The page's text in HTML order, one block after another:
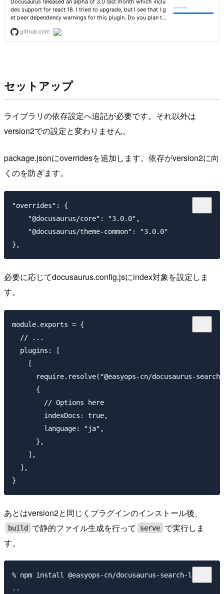
セットアップ
ライブラリの依存設定へ追記が必要です。それ以外は
version2での設定と変わりません。
package.jsonにoverridesを追加します。依存がversion2に向
くのを防ぎます。
"overrides": {
    "@docusaurus/core": "3.0.0",
    "@docusaurus/theme-common": "3.0.0"
必要に応じてdocusaurus.config.jsにindex対象を設定しま
す。
module.exports = {
  // ...
  plugins: [
    [
require.resolve("@easyops-cn/docusaurus-
      {
        // Options here
        indexDocs: true,
        language: "ja",
      },
    ],
  ],
あとはversion2と同じくプラグインのインストール後、
build で静的ファイル生成を行って serve
で実行しま
す。
% npm install @easyops-cn/docusaurus-search-local
..